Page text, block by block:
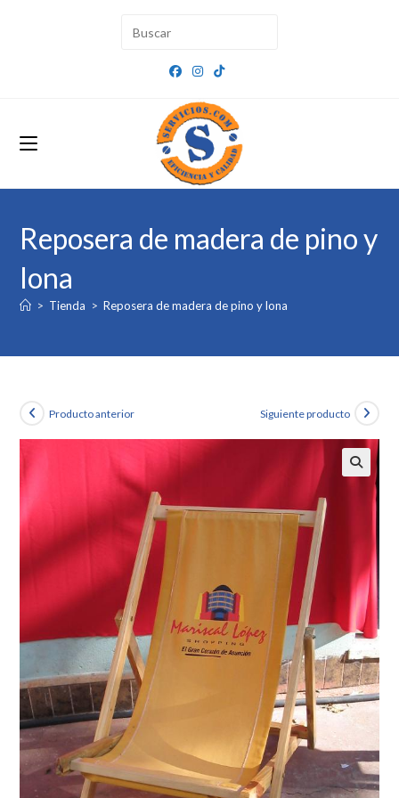
Reposera de madera de pino y
lona
> Tienda > Reposera de madera de pino y lona
Producto anterior Siguiente producto